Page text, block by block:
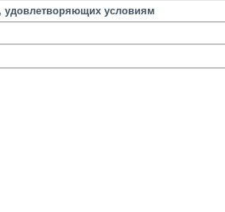
удовлетворяющих условиям